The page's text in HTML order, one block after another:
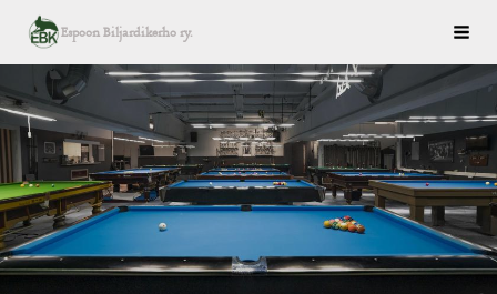
Siirry
sivun
sisältöön
Espoon Biljardikerho ry.